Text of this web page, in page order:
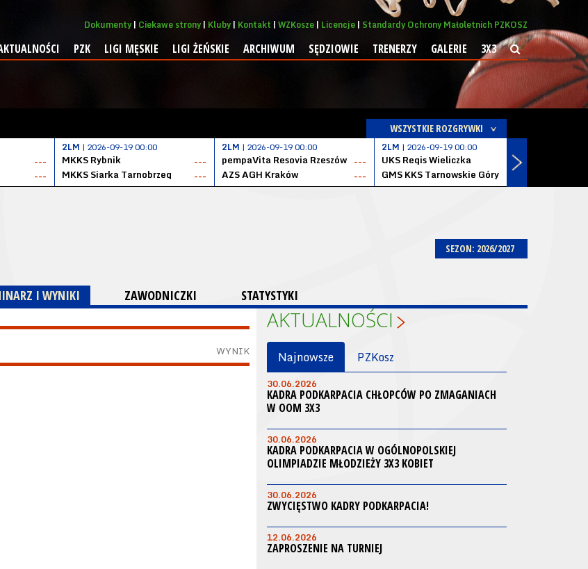
Dokumenty Ciekawe strony Kluby Kontakt WZKosze Licencje Standardy Ochrony Małoletnich PZKOSZ
PZK LIGI MĘSKIE LIGI ŻEŃSKIE ARCHIWUM SĘDZIOWIE TRENERZY GALERIE 3X3
WSZYSTKIE ROZGRYWKI
---
---
2LM | 2026-09-19 00:00
MKKS Rybnik
---
MKKS Siarka Tarnobrzeg
---
2LM | 2026-09-19 00:00
pempaVita Resovia Rzeszów ---
AZS AGH Kraków
---
2LM | 2026-09-19 00:00
UKS Regis Wieliczka
---
GMS KKS Tarnowskie Góry
SEZON: 2026/2027
I WYNIKI ZAWODNICZKI STATYSTYKI
WYNIK
AKTUALNOŚCI
Najnowsze PZKosz
30.06.2026
KADRA PODKARPACIA CHŁOPCÓW PO ZMAGANIACH
W OOM 3X3
30.06.2026
KADRA PODKARPACIA W OGÓLNOPOLSKIEJ
OLIMPIADZIE MŁODZIEŻY 3X3 KOBIET
30.06.2026
ZWYCIĘSTWO KADRY PODKARPACIA!
12.06.2026
ZAPROSZENIE NA TURNIEJ